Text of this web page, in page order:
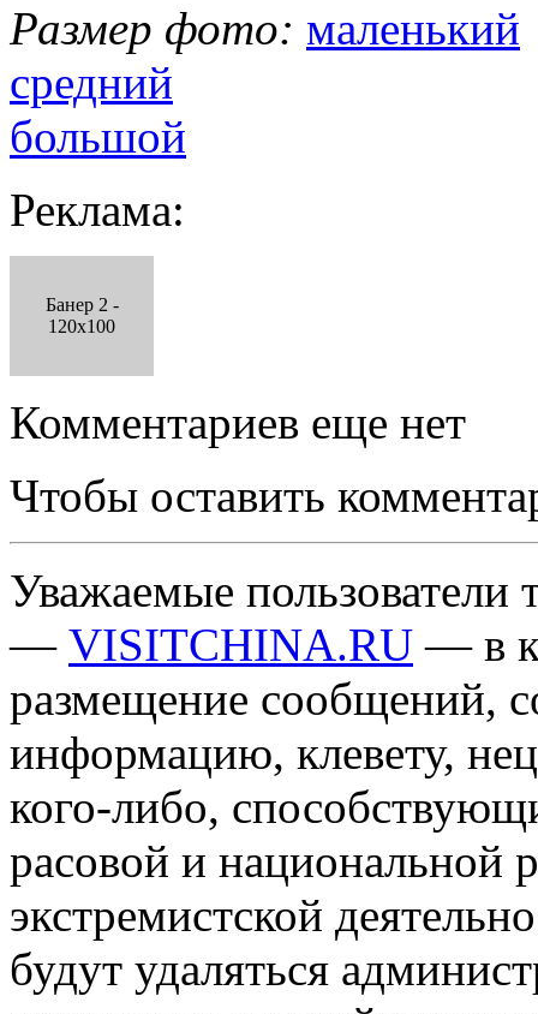
Размер фото: маленький
средний
большой
Реклама:
Банер 2 -
120x100
Комментариев еще нет
Чтобы оставить
Уважаемые пользователи
— VISITCHINA.RU — в
размещение сообщений,
информацию, клевету,
кого-либо,
расовой и национальной
экстремистской
будут удаляться